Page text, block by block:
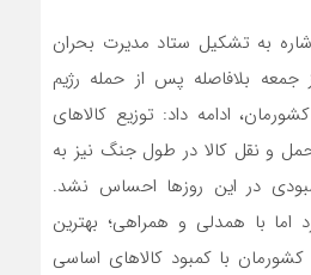
به تشکیل ستاد مدیرت بحران
جمعه بلافاصله پس از حمله رژیم
ادامه داد: توزیع کالاهای
و نقل کالا در طول جنگ نیز به
در این روزها احساس نشد.
اما با همدلی و همراهی؛ بهترین
کشورمان با کمبود کالاهای اساسی